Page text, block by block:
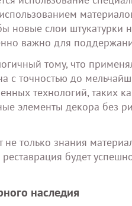
новые слои штукатурки
важно для
тому, что
с точностью до
технологий, таких
элементы декора без
только знания
будет
наследия